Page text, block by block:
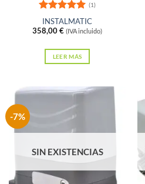
Valorado
con 5de 5
(1)
INSTALMATIC
358,00€ (IVA incluido)
LEER MÁS
-7%
SIN EXISTENCIAS